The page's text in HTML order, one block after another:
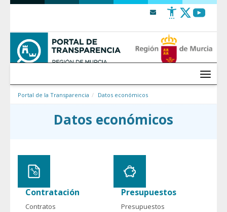
Saltar al contenido
Menú
Portal de la Transparencia Datos económicos
Datos económicos
Contratación
Contratos
Presupuestos
Presupuestos